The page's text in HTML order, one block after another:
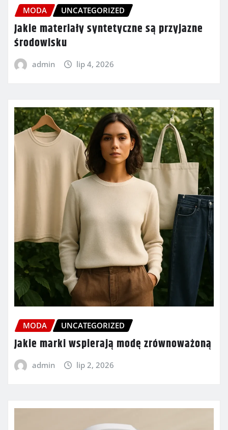
MODA UNCATEGORIZED
Jakie materiały syntetyczne są przyjazne
środowisku
admin lip 4, 2026
MODA UNCATEGORIZED
Jakie marki wspierają modę zrównoważoną
admin lip 2, 2026